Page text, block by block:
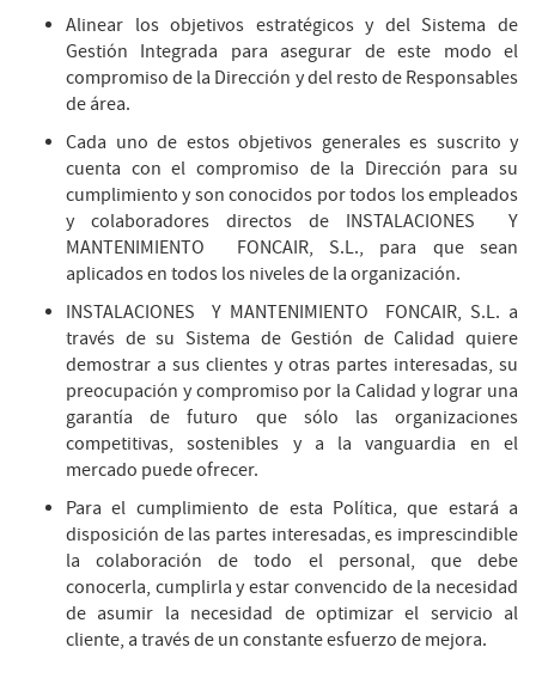
Alinear los objetivos estratégicos y del Sistema de
Gestión Integrada para asegurar de este modo el
compromiso de la Dirección y del resto de Responsables
de área.
Cada uno de estos objetivos generales es suscrito y
cuenta con el compromiso de la Dirección para su
cumplimiento y son conocidos por todos los empleados
y colaboradores directos de INSTALACIONES Y
MANTENIMIENTO FONCAIR, S.L., para que sean
aplicados en todos los niveles de la organización.
INSTALACIONES Y MANTENIMIENTO FONCAIR, S.L. a
través de su Sistema de Gestión de Calidad quiere
demostrar a sus clientes y otras partes interesadas, su
preocupación y compromiso por la Calidad y lograr una
garantía de futuro que sólo las organizaciones
competitivas, sostenibles y a la vanguardia en el
mercado puede ofrecer.
Para el cumplimiento de esta Política, que estará a
disposición de las partes interesadas, es imprescindible
la colaboración de todo el personal, que debe
conocerla, cumplirla y estar convencido de la necesidad
de asumir la necesidad de optimizar el servicio al
cliente, a través de un constante esfuerzo de mejora.